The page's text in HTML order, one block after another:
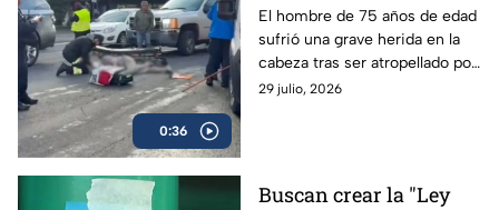
0:36
la tercera edad al
intentar cruzar la calle
en Benito Juárez; el
conductor fue detenido
El hombre de 75 años de edad
sufrió una grave herida en la
cabeza tras ser atropellado por
una camioneta; fue trasladado
29 julio, 2026
Buscan crear la "Ley